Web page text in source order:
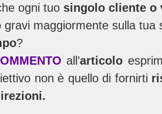
ogni tuo singolo cliente o
gravi maggiormente sulla
?
all’articolo
non è quello di fornirti